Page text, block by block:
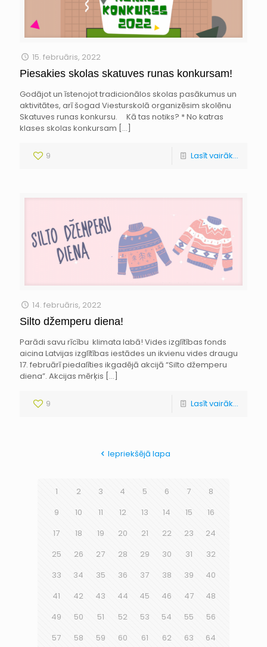
15. februāris, 2022
Piesakies skolas skatuves runas konkursam!
Godājot un īstenojot tradicionālos skolas pasākumus un
aktivitātes, arī šogad Viesturskolā organizēsim skolēnu
Skatuves runas konkursu. Kā tas notiks? * No katras
klases skolas konkursam […]
9 Lasīt vairāk...
14. februāris, 2022
Silto džemperu diena!
Parādi savu rīcību klimata labā! Vides izglītības fonds
aicina Latvijas izglītības iestādes un ikvienu vides draugu
17. februārī piedalīties ikgadējā akcijā “Silto džemperu
diena”. Akcijas mērķis […]
9 Lasīt vairāk...
Iepriekšējā lapa
1 2 3 4 5 6 7
8
9
10 11 12 13 14 15
16
17
18 19 20 21 22 23
24
25
26 27 28 29 30 31
32
33
34 35 36 37 38 39
40
41
42 43 44 45 46 47
48
49
50 51 52 53 54 55
56
57
58 59 60 61 62 63
64